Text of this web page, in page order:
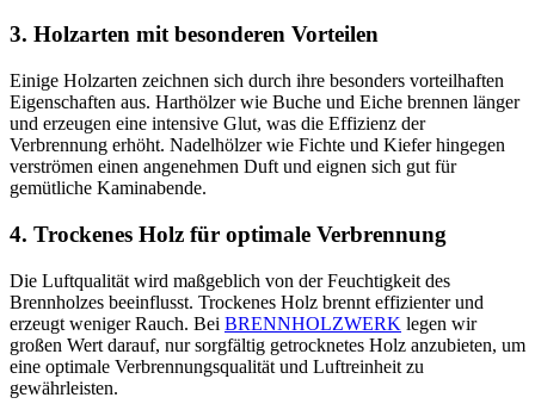
3. Holzarten mit besonderen Vorteilen
Einige Holzarten zeichnen sich durch ihre besonders vorteilhaften
Eigenschaften aus. Harthölzer wie Buche und Eiche brennen länger
und erzeugen eine intensive Glut, was die Effizienz der
Verbrennung erhöht. Nadelhölzer wie Fichte und Kiefer hingegen
verströmen einen angenehmen Duft und eignen sich gut für
gemütliche Kaminabende.
4. Trockenes Holz für optimale Verbrennung
Die Luftqualität wird maßgeblich von der Feuchtigkeit des
Brennholzes beeinflusst. Trockenes Holz brennt effizienter und
erzeugt weniger Rauch. Bei BRENNHOLZWERK legen wir
großen Wert darauf, nur sorgfältig getrocknetes Holz anzubieten, um
eine optimale Verbrennungsqualität und Luftreinheit zu
gewährleisten.